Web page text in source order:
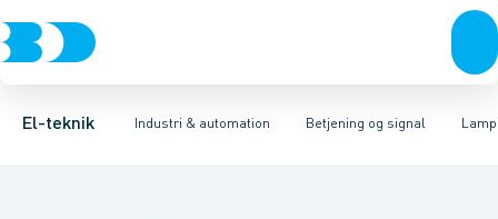
El-teknik Industri & automation
Afbrydere, stikkontakter & lampeudtagForgreningsmateriel
Betjening og signal
Industristiksystemer Frekvensomformere og softstartere
TrykknaphovedLystårn element, optiskTilslutningsmodul